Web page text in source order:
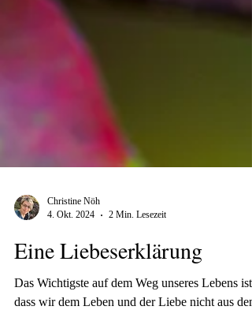
Christine Nöh
4. Okt. 2024
2 Min. Lesezeit